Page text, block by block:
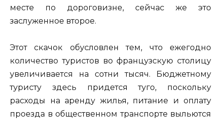
месте по дороговизне, сейчас же это
заслуженное второе.
Этот скачок обусловлен тем, что ежегодно
количество туристов во французскую столицу
увеличивается на сотни тысяч. Бюджетному
туристу здесь придется туго, поскольку
расходы на аренду жилья, питание и оплату
проезда в общественном транспорте выльются